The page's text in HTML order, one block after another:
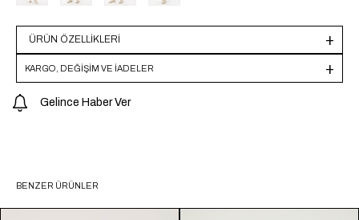
ÜRÜN ÖZELLIKLERI
KARGO, DEĞİŞİM VE İADELER
Gelince Haber Ver
BENZER ÜRÜNLER